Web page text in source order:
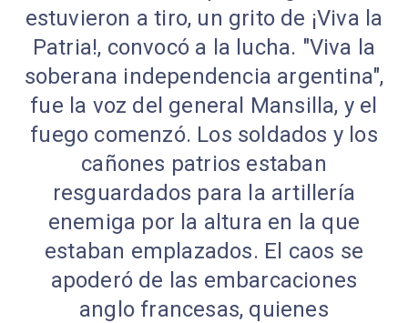
estuvieron a tiro, un grito de ¡Viva la
Patria!, convocó a la lucha. "Viva la
soberana independencia argentina",
fue la voz del general Mansilla, y el
fuego comenzó. Los soldados y los
cañones patrios estaban
resguardados para la artillería
enemiga por la altura en la que
estaban emplazados. El caos se
apoderó de las embarcaciones
anglo francesas, quienes